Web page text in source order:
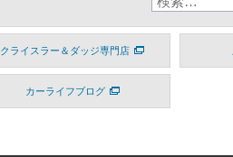
クライスラー＆ダッジ専門店
カーライフブログ